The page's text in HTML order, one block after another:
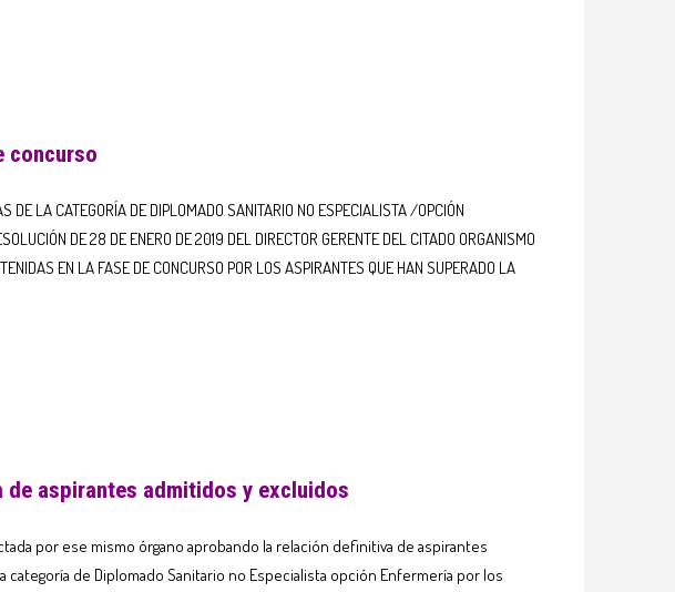
concurso
LA CATEGORÍA DE DIPLOMADO SANITARIO NO ESPECIALISTA /OPCIÓN
DE 28 DE ENERO DE 2019 DEL DIRECTOR GERENTE DEL CITADO ORGANISMO
EN LA FASE DE CONCURSO POR LOS ASPIRANTES QUE HAN SUPERADO LA
aspirantes admitidos y excluidos
por ese mismo órgano aprobando la relación definitiva de aspirantes
de Diplomado Sanitario no Especialista opción Enfermería por los